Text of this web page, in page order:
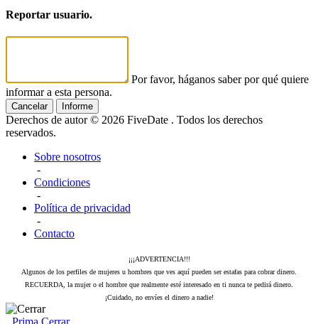
Reportar usuario.
Por favor, háganos saber por qué quiere
informar a esta persona.
Cancelar Informe
Derechos de autor © 2026 FiveDate . Todos los derechos
reservados.
Sobre nosotros
-
Condiciones
-
Política de privacidad
-
Contacto
¡¡¡ADVERTENCIA!!!
Algunos de los perfiles de mujeres u hombres que ves aquí pueden ser estafas para cobrar dinero.
RECUERDA, la mujer o el hombre que realmente esté interesado en ti nunca te pedirá dinero.
¡Cuidado, no envíes el dinero a nadie!